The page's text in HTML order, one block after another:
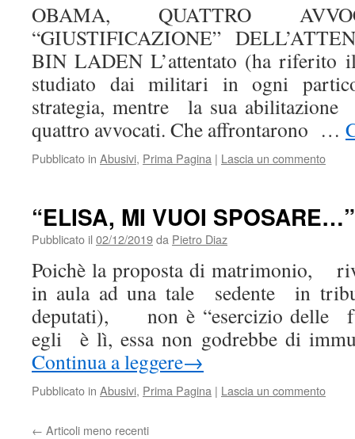
OBAMA, QUATTRO
“GIUSTIFICAZIONE”
BIN LADEN L’attentato (ha riferito
studiato dai militari in ogni
strategia, mentre la sua
quattro avvocati. Che affrontarono …
Pubblicato in Abusivi, Prima Pagina | Lascia un commento
“ELISA, MI VUOI
Pubblicato il 02/12/2019da Pietro Diaz
Poichè la proposta di matrimonio,
in aula ad una tale sedente in
deputati), non è “esercizio delle
egli è lì, essa non godrebbe di
Continua a leggere→
Pubblicato in Abusivi, Prima Pagina | Lascia un commento
← Articoli meno recenti